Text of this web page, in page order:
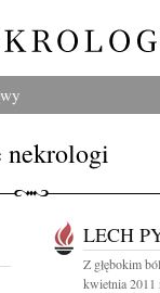
nekrologi
LECH
Z głębokim
kwietnia 2011